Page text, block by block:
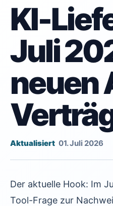
KI-
Juli
neuen
01. Juli 2026
Der aktuelle Hook: Im
Tool-Frage zur